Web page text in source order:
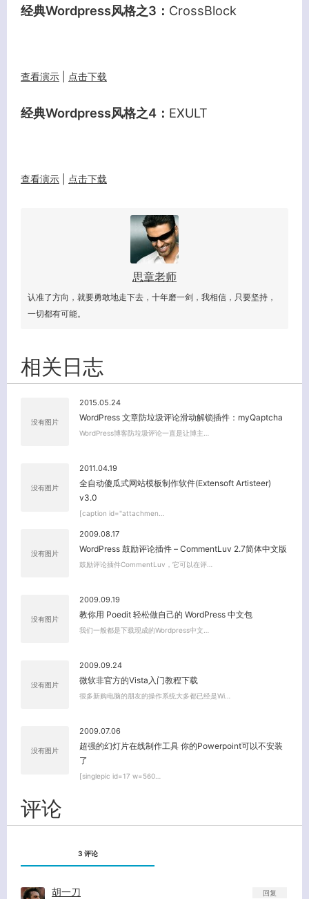
经典Wordpress风格之3： CrossBlock
查看演示 点击下载
经典Wordpress风格之4： EXULT
查看演示 点击下载
思章老师
认准了方向，就要勇敢地走下去，十年磨一剑，我相信，只要坚持，
一切都有可能。
相关日志
没有图片
2015.05.24
WordPress 文章防垃圾评论滑动解锁插件：myQaptcha
WordPress博客防垃圾评论一直是让博主…
没有图片
2011.04.19
全自动傻瓜式网站模板制作软件(Extensoft Artisteer)
v3.0
[caption id="attachmen…
没有图片
2009.08.17
WordPress 鼓励评论插件 – CommentLuv 2.7简体中文版
鼓励评论插件CommentLuv，它可以在评…
没有图片
2009.09.19
教你用 Poedit 轻松做自己的 WordPress 中文包
我们一般都是下载现成的Wordpress中文…
没有图片
2009.09.24
微软非官方的Vista入门教程下载
很多新购电脑的朋友的操作系统大多都已经是Wi…
没有图片
2009.07.06
超强的幻灯片在线制作工具 你的Powerpoint可以不安装
了
[singlepic id=17 w=560…
评论
3 评论
胡一刀 回复
关闭弹窗